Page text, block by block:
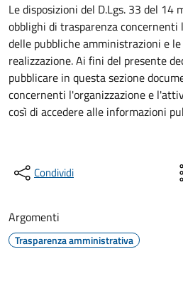
Le disposizioni del D.Lgs. 33 del
obblighi di trasparenza
delle pubbliche amministrazioni e
realizzazione. Ai fini del presente
pubblicare in questa sezione
concernenti l'organizzazione e
così di accedere alle informazioni
Condividi
Argomenti
Trasparenza amministrativa